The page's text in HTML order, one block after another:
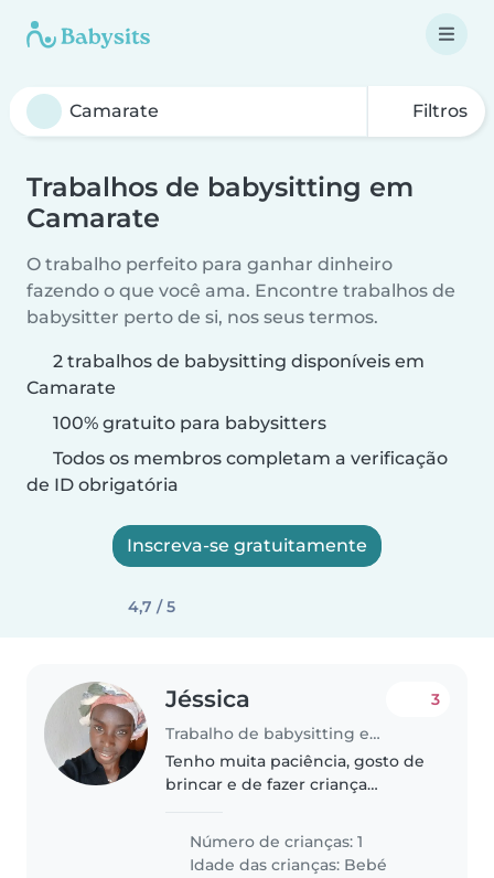
Filtros
Trabalhos de babysitting em
Camarate
O trabalho perfeito para ganhar dinheiro
fazendo o que você ama. Encontre trabalhos de
babysitter perto de si, nos seus termos.
2 trabalhos de babysitting disponíveis em
Camarate
100% gratuito para babysitters
Todos os membros completam a verificação
de ID obrigatória
Inscreva-se gratuitamente
4,7 / 5
Jéssica
Trabalho de babysitting em Camarate
3
Tenho muita paciência, gosto de
brincar e de fazer criança
Número de crianças: 1
Idade das crianças: Bebé